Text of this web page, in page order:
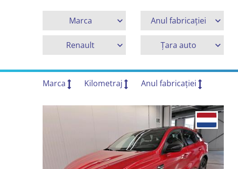
Marca
Renault
Anul fabricației
Țara auto
Marca Kilometraj Anul fabricației